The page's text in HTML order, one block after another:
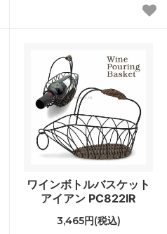
ワインボトルバスケット
アイアン PC822IR
3,465円(税込)